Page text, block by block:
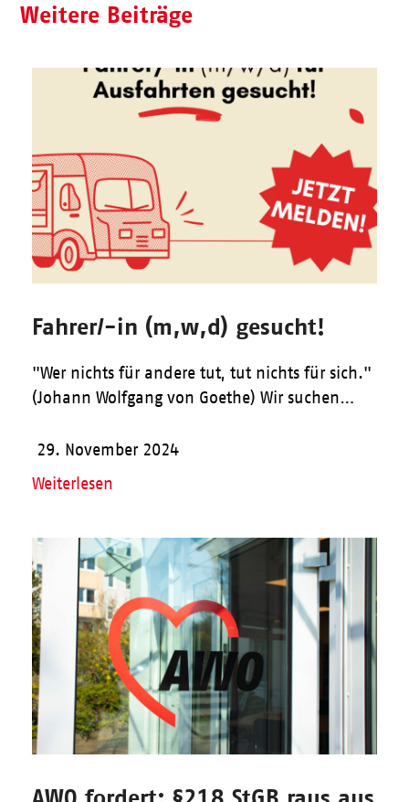
Weitere Beiträge
Fahrer/-in (m,w,d) gesucht!
"Wer nichts für andere tut, tut nichts für sich."
(Johann Wolfgang von Goethe) Wir suchen…
29. November 2024
Weiterlesen